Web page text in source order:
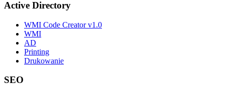
Active Directory
WMI Code Creator v1.0
WMI
AD
Printing
Drukowanie
SEO